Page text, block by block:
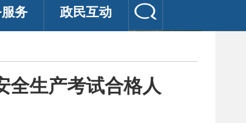
务 政民互动
全生产考试合格人